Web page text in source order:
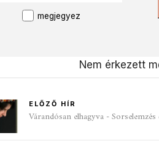
megjegyez
Nem érkezett
ELŐZŐ HÍR
Várandósan elhagyva -